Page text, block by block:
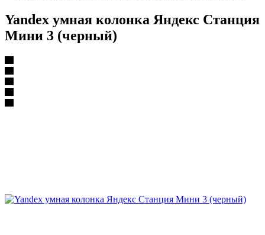
Yandex умная колонка Яндекс Станция
Мини 3 (черный)